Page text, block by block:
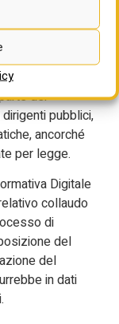
di
nel
alla
dei
pubblici,
ancorché
per legge.
Digitale
collaudo
di
del
del
in dati